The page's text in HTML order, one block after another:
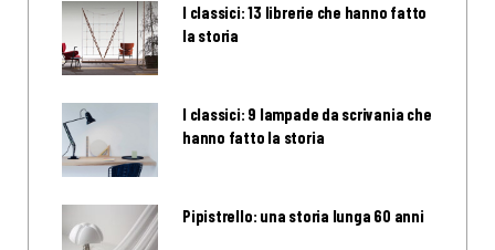
I classici: 13 librerie che hanno fatto
la storia
I classici: 9 lampade da scrivania che
hanno fatto la storia
Pipistrello: una storia lunga 60 anni